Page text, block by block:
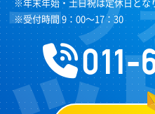
※受付時間 9：00～17：30
011-